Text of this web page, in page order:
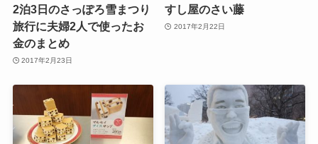
2泊3日のさっぽろ雪まつり
旅行に夫婦2人で使ったお
金のまとめ
2017年2月23日
すし屋のさい藤
2017年2月22日